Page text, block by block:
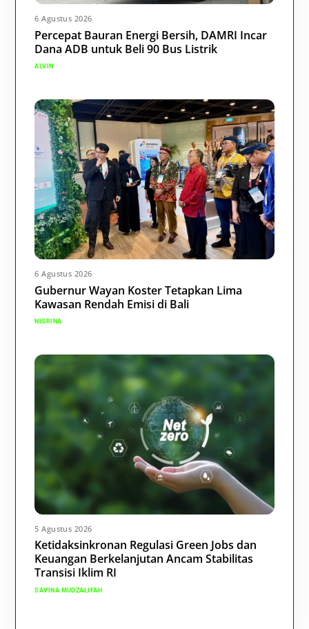
6 Agustus 2026
Percepat Bauran Energi Bersih, DAMRI Incar
Dana ADB untuk Beli 90 Bus Listrik
ALVIN
6 Agustus 2026
Gubernur Wayan Koster Tetapkan Lima
Kawasan Rendah Emisi di Bali
NISRINA
5 Agustus 2026
Ketidaksinkronan Regulasi Green Jobs dan
Keuangan Berkelanjutan Ancam Stabilitas
Transisi Iklim RI
SAVINA MUDZALIFAH